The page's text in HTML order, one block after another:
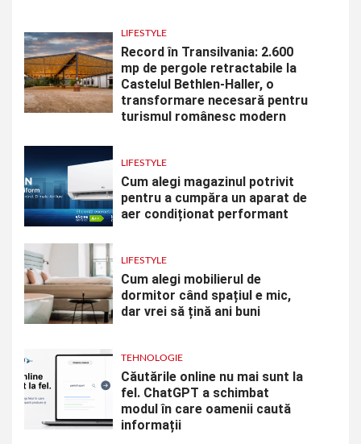
LIFESTYLE
Record în Transilvania: 2.600
mp de pergole retractabile la
Castelul Bethlen-Haller, o
transformare necesară pentru
turismul românesc modern
LIFESTYLE
Cum alegi magazinul potrivit
pentru a cumpăra un aparat de
aer condiționat performant
LIFESTYLE
Cum alegi mobilierul de
dormitor când spațiul e mic,
dar vrei să țină ani buni
TEHNOLOGIE
Căutările online nu mai sunt la
fel. ChatGPT a schimbat
modul în care oamenii caută
informații